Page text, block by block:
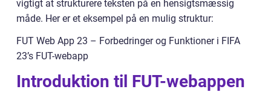
vigtigt at strukturere teksten på en hensigtsmæssig
måde. Her er et eksempel på en mulig struktur:
FUT Web App 23 – Forbedringer og Funktioner i FIFA
23’s FUT-webapp
Introduktion til FUT-webappen